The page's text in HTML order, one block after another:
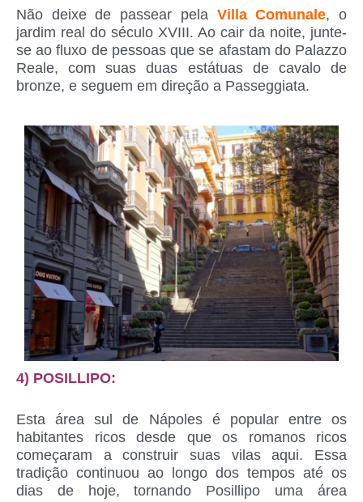
Não deixe de passear pela Villa Comunale, o
jardim real do século XVIII. Ao cair da noite, junte-
se ao fluxo de pessoas que se afastam do Palazzo
Reale, com suas duas estátuas de cavalo de
bronze, e seguem em direção a Passeggiata.
4) POSILLIPO:
Esta área sul de Nápoles é popular entre os
habitantes ricos desde que os romanos ricos
começaram a construir suas vilas aqui. Essa
tradição continuou ao longo dos tempos até os
dias de hoje, tornando Posillipo uma área